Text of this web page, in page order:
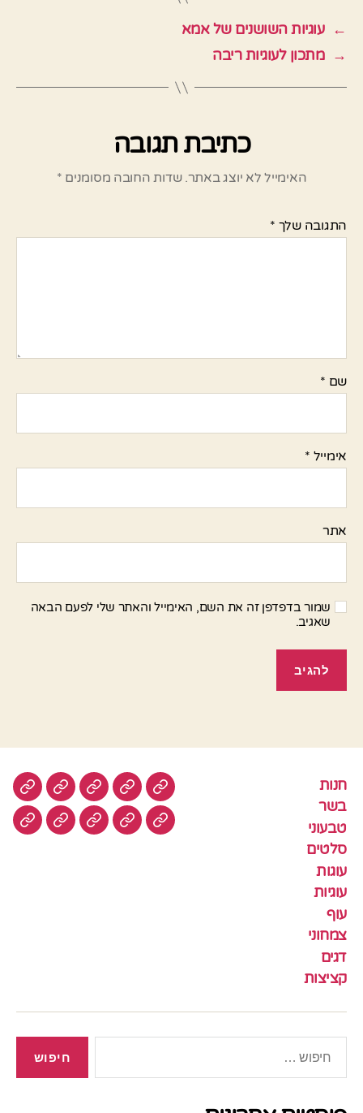
← עוגיות השושנים של אמא
→ מתכון לעוגיות ריבה
כתיבת תגובה
האימייל לא יוצג באתר. שדות החובה מסומנים *
התגובה שלך *
שם *
אימייל *
אתר
שמור בדפדפן זה את השם, האימייל והאתר שלי לפעם הבאה
שאגיב.
חנות
בשר
טבעוני
סלטים
עוגות
עוגיות
עוף
צמחוני
דגים
קציצות
חנות בשר טבעוניסלטים
עוגיותעוף צמחונידגים